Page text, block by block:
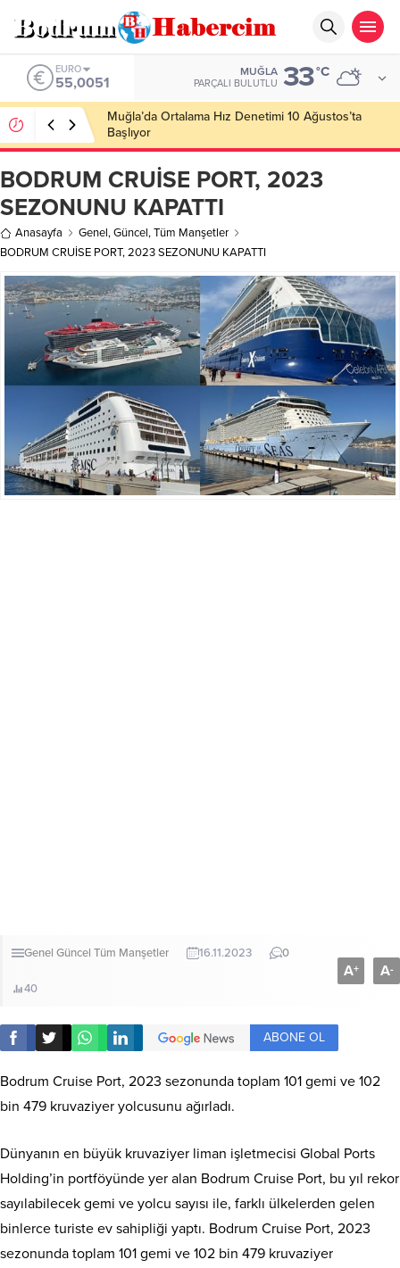
ALTIN
6.584,66
MUĞLA
PARÇALI BULUTLU 33°C
Ankara; “Bodrum’un misyonu, mottosu, vizyonu;
genç oyuncuları parlatıp onlara kariyer
kazandırmak”
BODRUM CRUİSE PORT, 2023
SEZONUNU KAPATTI
Anasayfa Genel,Güncel,Tüm Manşetler
BODRUM CRUİSE PORT, 2023 SEZONUNU KAPATTI
Genel Güncel Tüm Manşetler 16.11.2023 0
40
A+ A-
ABONE OL
Bodrum Cruise Port, 2023 sezonunda toplam 101 gemi ve 102
bin 479 kruvaziyer yolcusunu ağırladı.
Dünyanın en büyük kruvaziyer liman işletmecisi Global Ports
Holding’in portföyünde yer alan Bodrum Cruise Port, bu yıl rekor
sayılabilecek gemi ve yolcu sayısı ile, farklı ülkelerden gelen
binlerce turiste ev sahipliği yaptı. Bodrum Cruise Port, 2023
sezonunda toplam 101 gemi ve 102 bin 479 kruvaziyer